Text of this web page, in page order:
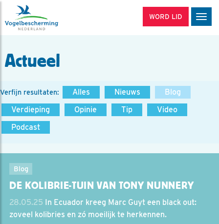
WORD LID
Actueel
Verfijn resultaten: Alles Nieuws
Blog
Verdieping
Opinie Tip
Video
Podcast
Blog
DE KOLIBRIE-TUIN VAN TONY NUNNERY
28.05.25 In Ecuador kreeg Marc Guyt een black out:
zoveel kolibries en zó moeilijk te herkennen.